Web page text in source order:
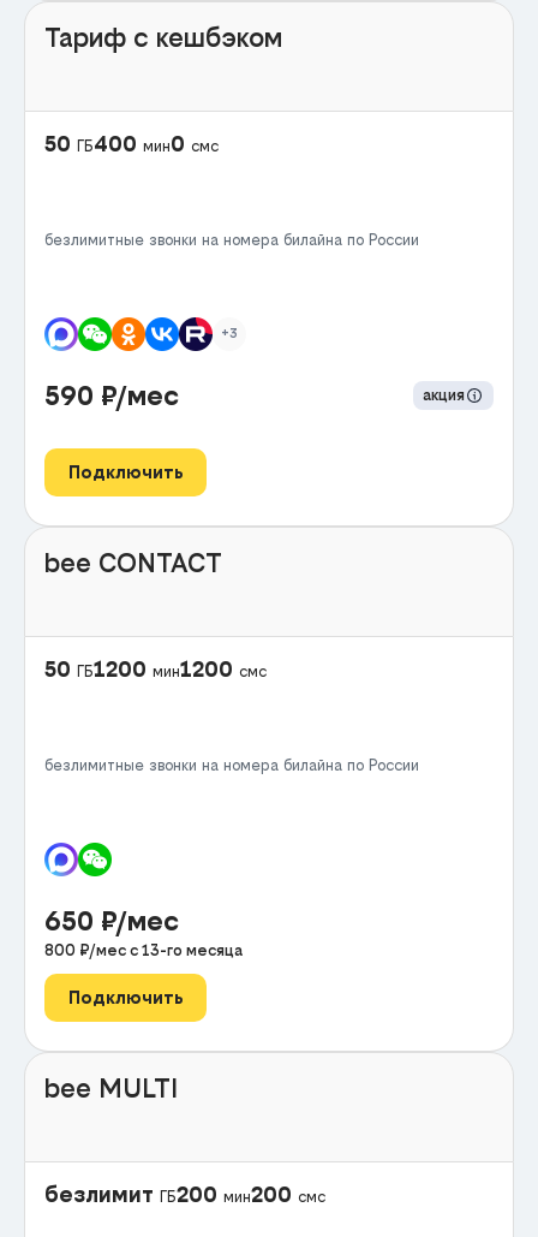
Тариф с кешбэком
50 ГБ400 мин0 смс
безлимитные звонки на номера билайна по России
+3
590 ₽/мес акция
Подключить
bee CONTACT
50 ГБ1200 мин1200 смс
безлимитные звонки на номера билайна по России
650 ₽/мес
800 ₽/мес с 13-го месяца
Подключить
bee MULTI
безлимит ГБ200 мин200 смс